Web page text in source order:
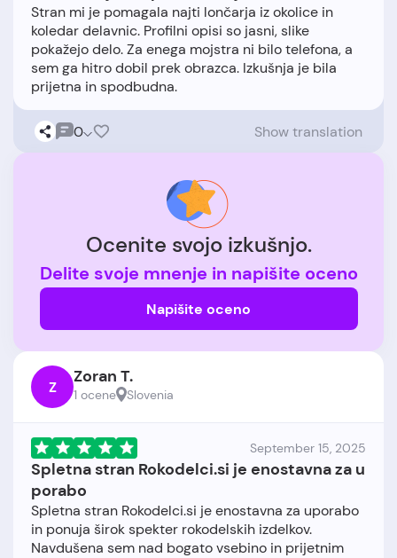
Stran mi je pomagala najti lončarja iz okolice in
koledar delavnic. Profilni opisi so jasni, slike
pokažejo delo. Za enega mojstra ni bilo telefona, a
sem ga hitro dobil prek obrazca. Izkušnja je bila
0 Show translation
Ocenite svojo izkušnjo.
Delite svoje mnenje in napišite oceno
Napišite oceno
Z Zoran T.
1 ocene Slovenia
September 15, 2025
Spletna stran Rokodelci.si je enostavna za u
porabo
Spletna stran Rokodelci.si je enostavna za uporabo
in ponuja širok spekter rokodelskih izdelkov.
Navdušena sem nad bogato vsebino in prijetnim